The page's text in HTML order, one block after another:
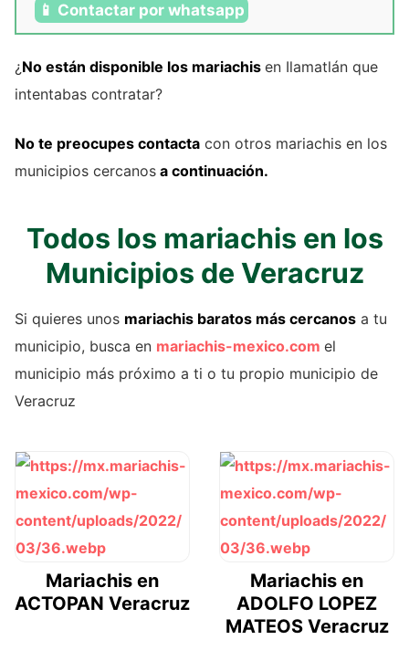
📱 Contactar por whatsapp
¿No están disponible los mariachis en Ilamatlán que
intentabas contratar?
No te preocupes contacta con otros mariachis en los
municipios cercanos a continuación.
Todos los mariachis en los
Municipios de Veracruz
Si quieres unos mariachis baratos más cercanos a tu
municipio, busca en mariachis-mexico.com el
municipio más próximo a ti o tu propio municipio de
Veracruz
Mariachis en
ACTOPAN Veracruz
Mariachis en
ADOLFO LOPEZ
MATEOS Veracruz